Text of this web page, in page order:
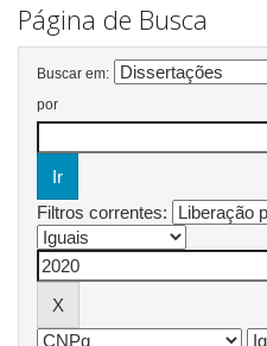
Página de Busca
Buscar em:
por
Filtros correntes: